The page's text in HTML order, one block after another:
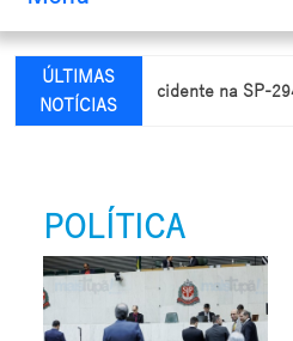
ÚLTIMAS
NOTÍCIAS
em acidente na SP-294 em Tupã
POLÍTICA